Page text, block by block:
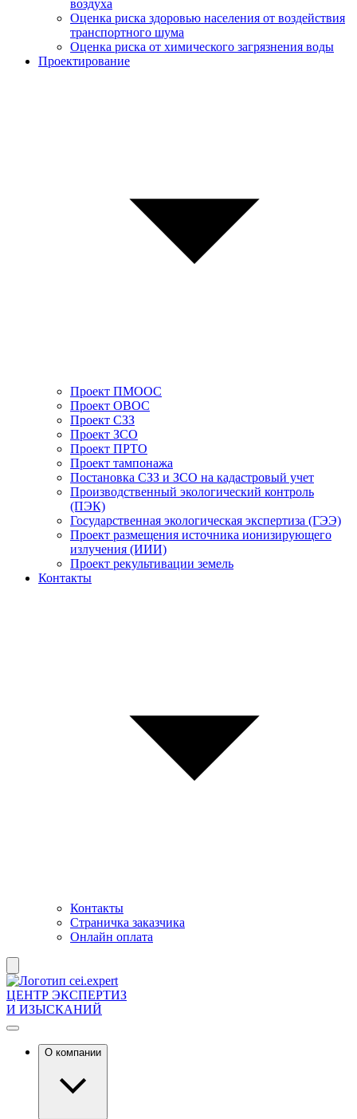
воздуха
Оценка риска здоровью населения от воздействия
транспортного шума
Оценка риска от химического загрязнения воды
Проектирование
Проект ПМООС
Проект ОВОС
Проект СЗЗ
Проект ЗСО
Проект ПРТО
Проект тампонажа
Постановка СЗЗ и ЗСО на кадастровый учет
Производственный экологический контроль
(ПЭК)
Государственная экологическая экспертиза (ГЭЭ)
Проект размещения источника ионизирующего
излучения (ИИИ)
Проект рекультивации земель
Контакты
Контакты
Страничка заказчика
Онлайн оплата
ЦЕНТР ЭКСПЕРТИЗ
И ИЗЫСКАНИЙ
О компании